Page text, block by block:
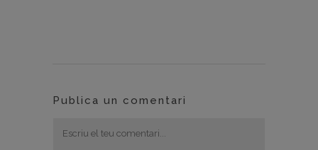
Publica un comentari